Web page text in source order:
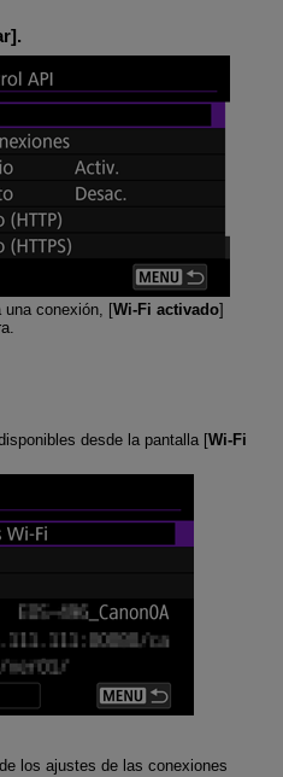
].
una conexión, [Wi-Fi activado]
desde la pantalla [Wi-Fi
los ajustes de las conexiones